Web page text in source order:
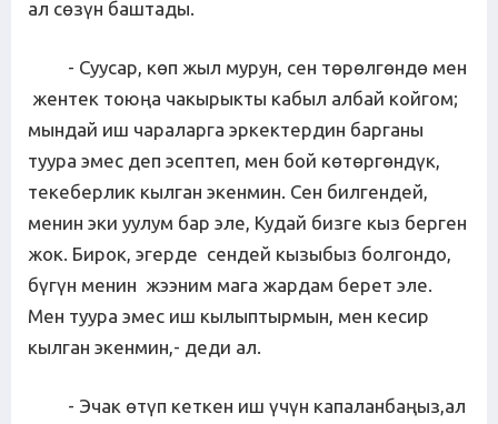
ал сөзүн баштады.
- Суусар, көп жыл мурун, сен төрөлгөндө мен
жентек тоюңа чакырыкты кабыл албай койгом;
мындай иш чараларга эркектердин барганы
туура эмес деп эсептеп, мен бой көтөргөндүк,
текеберлик кылган экенмин. Сен билгендей,
менин эки уулум бар эле, Кудай бизге кыз берген
жок. Бирок, эгерде сендей кызыбыз болгондо,
бүгүн менин жээним мага жардам берет эле.
Мен туура эмес иш кылыптырмын, мен кесир
кылган экенмин,- деди ал.
- Эчак өтүп кеткен иш үчүн капаланбаңыз,ал